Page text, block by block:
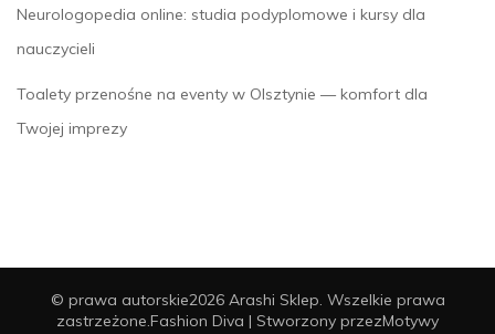
Neurologopedia online: studia podyplomowe i kursy dla
nauczycieli
Toalety przenośne na eventy w Olsztynie — komfort dla
Twojej imprezy
© prawa autorskie2026 Arashi Sklep. Wszelkie prawa
zastrzeżone.Fashion Diva | Stworzony przezMotywy